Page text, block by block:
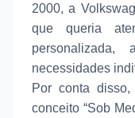
2000, a
que queria
necessidades
Por conta
conceito “Sob